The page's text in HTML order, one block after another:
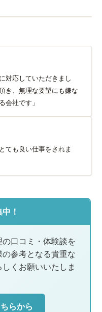
対応していただきまし
き、無理な要望にも嫌な
会社です」
ても良い仕事をされま
！
口コミ・体験談を
参考となる貴重な
くお願いいたしま
らから